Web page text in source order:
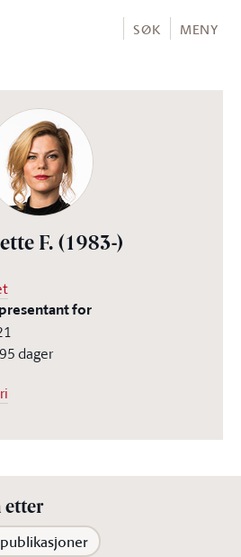
SØK MENY
F. (1983-)
for
dager
etter